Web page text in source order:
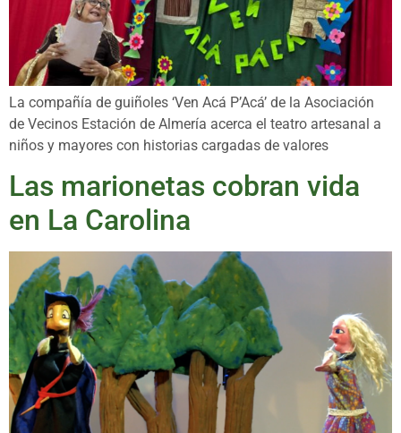
La compañía de guiñoles ‘Ven Acá P’Acá’ de la Asociación
de Vecinos Estación de Almería acerca el teatro artesanal a
niños y mayores con historias cargadas de valores
Las marionetas cobran vida
en La Carolina